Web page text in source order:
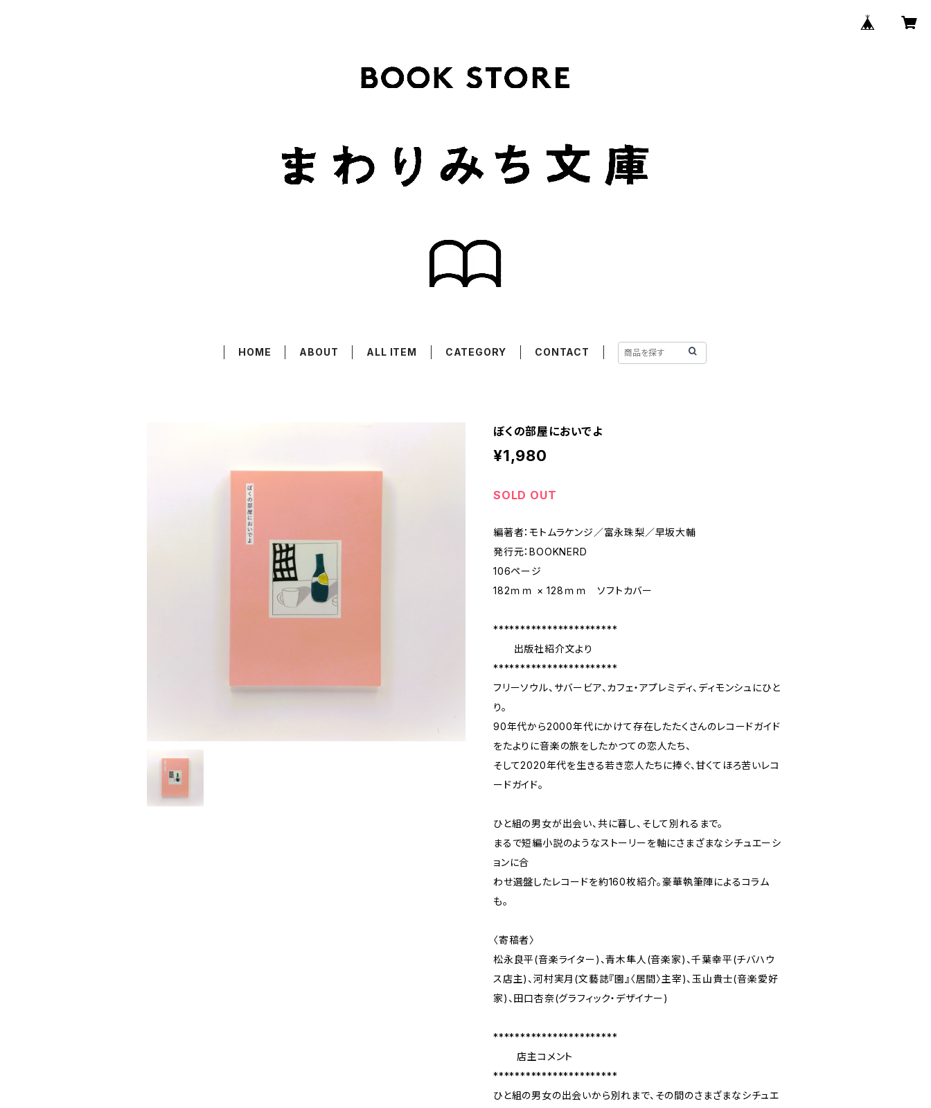
HOME ABOUT ALL ITEM CATEGORY CONTACT
ぼくの部屋においでよ
¥1,980
SOLD OUT
編著者：モトムラケンジ／富永珠梨／早坂大輔
発行元：BOOKNERD
106ページ
182ｍｍ × 128ｍｍ ソフトカバー
***********************
出版社紹介文より
***********************
フリーソウル、サバービア、カフェ・アプレミディ、ディモンシュにひと
り。
90年代から2000年代にかけて存在したたくさんのレコードガイド
をたよりに音楽の旅をしたかつての恋人たち、
そして2020年代を生きる若き恋人たちに捧ぐ、甘くてほろ苦いレコ
ードガイド。
ひと組の男女が出会い、共に暮し、そして別れるまで。
まるで短編小説のようなストーリーを軸にさまざまなシチュエーシ
ョンに合
わせ選盤したレコードを約160枚紹介。豪華執筆陣によるコラム
も。
〈寄稿者〉
松永良平(音楽ライター)、青木隼人(音楽家)、千葉幸平(チバハウ
ス店主)、河村実月(文藝誌『園』〈居間〉主宰)、玉山貴士(音楽愛好
家)、田口杏奈(グラフィック・デザイナー)
***********************
店主コメント
***********************
ひと組の男女の出会いから別れまで、その間のさまざまなシチュエ